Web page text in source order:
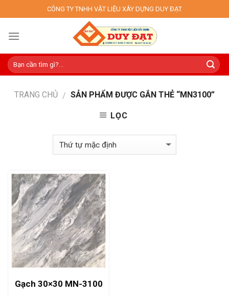
to
content
CÔNG TY TNHH VẬT LIỆU XÂY DỰNG DUY ĐẠT
TRANG CHỦ / SẢN PHẨM ĐƯỢC GẮN THẺ “MN3100”
LỌC
Gạch 30×30 MN-3100